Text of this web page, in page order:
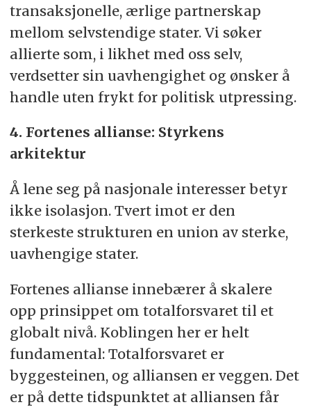
transaksjonelle, ærlige partnerskap
mellom selvstendige stater. Vi søker
allierte som, i likhet med oss selv,
verdsetter sin uavhengighet og ønsker å
handle uten frykt for politisk utpressing.
4. Fortenes allianse: Styrkens
arkitektur
Å lene seg på nasjonale interesser betyr
ikke isolasjon. Tvert imot er den
sterkeste strukturen en union av sterke,
uavhengige stater.
Fortenes allianse innebærer å skalere
opp prinsippet om totalforsvaret til et
globalt nivå. Koblingen her er helt
fundamental: Totalforsvaret er
byggesteinen, og alliansen er veggen. Det
er på dette tidspunktet at alliansen får